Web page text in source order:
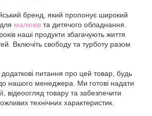
бренд, який пропонує широкий
малюків та дитячого обладнання.
наші продукти збагачують життя
Включіть свободу та турботу разом
питання про цей товар, будь
нашого менеджера. Ми готові надати
відеоогляд товару та забезпечити
технічних характеристик.